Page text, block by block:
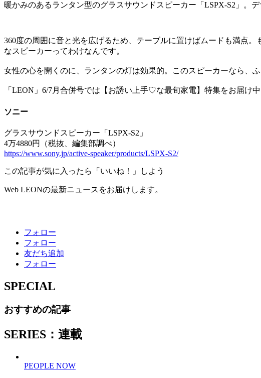
暖かみのあるランタン型のグラスサウンドスピーカー「LSPX-S2」。
360度の周囲に音と光を広げるため、テーブルに置けばムードも満点
なスピーカーってわけなんです。
女性の心を開くのに、ランタンの灯は効果的。このスピーカーなら、
「LEON」6/7月合併号では【お誘い上手♡な最旬家電】特集をお届け
ソニー
グラスサウンドスピーカー「LSPX-S2」
4万4880円（税抜、編集部調べ）
https://www.sony.jp/active-speaker/products/LSPX-S2/
この記事が気に入ったら「いいね！」しよう
Web LEONの最新ニュースをお届けします。
フォロー
フォロー
友だち追加
フォロー
SPECIAL
おすすめの記事
SERIES：連載
PEOPLE NOW